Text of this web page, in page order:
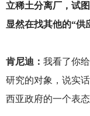
立稀土分离厂，试
显然在找其他的“供
肯尼迪： 我看了你
研究的对象，说实
西亚政府的一个表态